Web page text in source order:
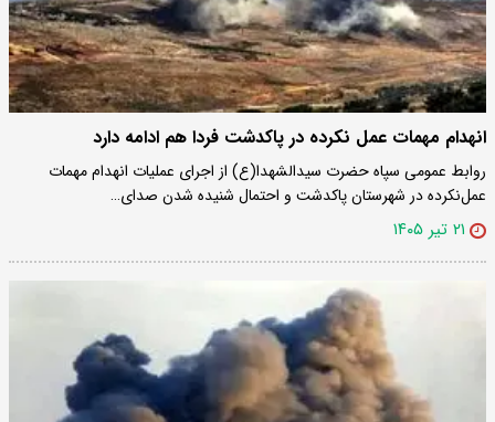
انهدام مهمات عمل نکرده در پاکدشت فردا هم ادامه دارد
روابط عمومی سپاه حضرت سیدالشهدا(ع) از اجرای عملیات انهدام مهمات
عمل‌نکرده در شهرستان پاکدشت و احتمال شنیده شدن صدای…
۲۱ تیر ۱۴۰۵